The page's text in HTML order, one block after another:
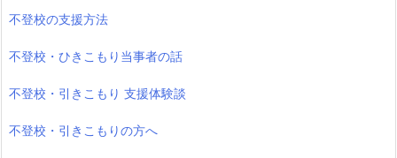
不登校の支援方法
不登校・ひきこもり当事者の話
不登校・引きこもり 支援体験談
不登校・引きこもりの方へ